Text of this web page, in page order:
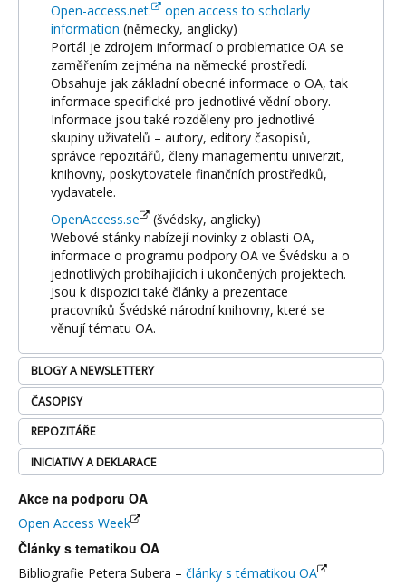
Open-access.net:
open access to scholarly
information (německy, anglicky)
Portál je zdrojem informací o problematice OA se
zaměřením zejména na německé prostředí.
Obsahuje jak základní obecné informace o OA, tak
informace specifické pro jednotlivé vědní obory.
Informace jsou také rozděleny pro jednotlivé
skupiny uživatelů – autory, editory časopisů,
správce repozitářů, členy managementu univerzit,
knihovny, poskytovatele finančních prostředků,
vydavatele.
OpenAccess.se
(švédsky, anglicky)
Webové stánky nabízejí novinky z oblasti OA,
informace o programu podpory OA ve Švédsku a o
jednotlivých probíhajících i ukončených projektech.
Jsou k dispozici také články a prezentace
pracovníků Švédské národní knihovny, které se
věnují tématu OA.
BLOGY A NEWSLETTERY
ČASOPISY
REPOZITÁŘE
INICIATIVY A DEKLARACE
Akce na podporu OA
Open Access Week
Články s tematikou OA
Bibliografie Petera Subera – články s tématikou OA